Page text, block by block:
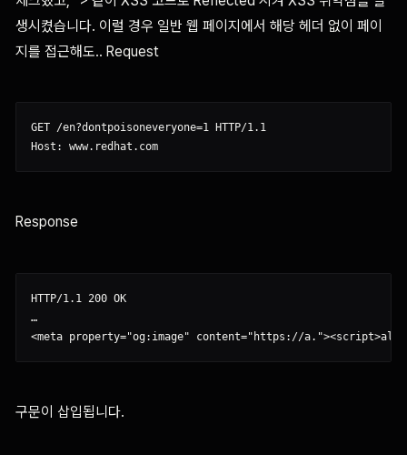
생시켰습니다. 이럴 경우 일반 웹 페이지에서 해당 헤더 없이 페이
지를 접근해도.. Request
GET /en?dontpoisoneveryone=1 HTTP/1.1
Response
HTTP/1.1 200 OK
…
구문이 삽입됩니다.